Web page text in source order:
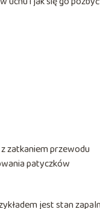
zatkaniem przewodu
patyczków
jest stan